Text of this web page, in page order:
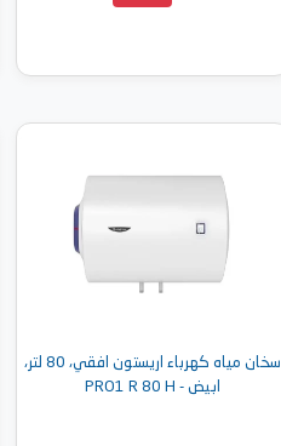
سخان مياه كهرباء اريستون افقي، 80 لتر،
ابيض - PRO1 R 80 H